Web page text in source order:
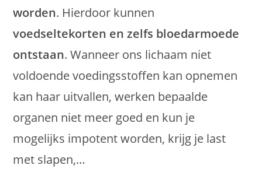
worden. Hierdoor kunnen
voedseltekorten en zelfs bloedarmoede
ontstaan. Wanneer ons lichaam niet
voldoende voedingsstoffen kan opnemen
kan haar uitvallen, werken bepaalde
organen niet meer goed en kun je
mogelijks impotent worden, krijg je last
met slapen,…